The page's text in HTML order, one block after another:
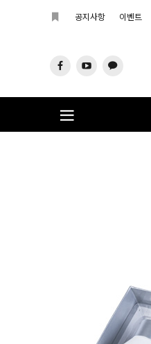
공지사항 이벤트